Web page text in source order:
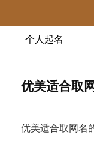
个人起名
优美适合取
优美适合取网名